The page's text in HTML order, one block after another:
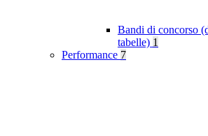
Bandi di concorso
tabelle) 1
Performance 7